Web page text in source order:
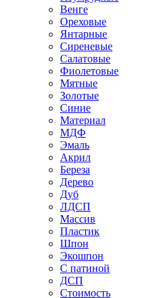
Венге
Ореховые
Янтарные
Сиреневые
Салатовые
Фиолетовые
Мятные
Золотые
Синие
Материал
МДФ
Эмаль
Акрил
Береза
Дерево
Дуб
ЛДСП
Массив
Пластик
Шпон
Экошпон
С патиной
ДСП
Стоимость